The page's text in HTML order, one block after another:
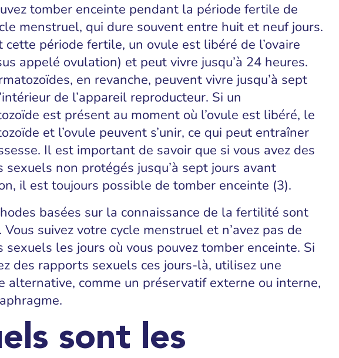
tomber enceinte pendant la période fertile de
menstruel, qui dure souvent entre huit et neuf jours.
cette période fertile, un ovule est libéré de l’ovaire
appelé ovulation) et peut vivre jusqu’à 24 heures.
en revanche, peuvent vivre jusqu’à sept
de l’appareil reproducteur. Si un
est présent au moment où l’ovule est libéré, le
et l’ovule peuvent s’unir, ce qui peut entraîner
Il est important de savoir que si vous avez des
sexuels non protégés jusqu’à sept jours avant
il est toujours possible de tomber enceinte (3).
basées sur la connaissance de la fertilité sont
Vous suivez votre cycle menstruel et n’avez pas de
sexuels les jours où vous pouvez tomber enceinte. Si
des rapports sexuels ces jours-là, utilisez une
alternative, comme un préservatif externe ou interne,
sont les